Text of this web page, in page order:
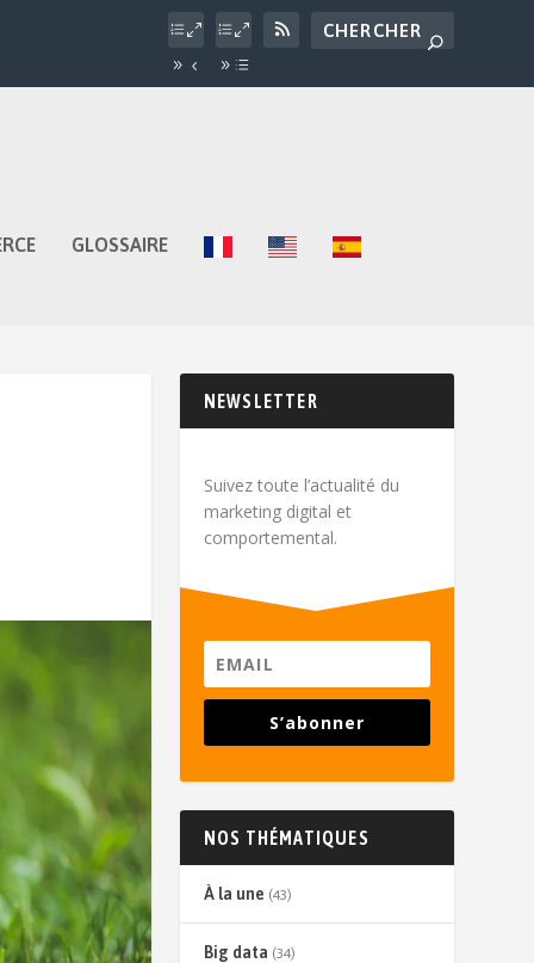
GLOSSAIRE
NEWSLETTER
Suivez toute l’actualité du
marketing digital et
comportemental.
S’abonner
NOS THÉMATIQUES
À la une (43)
Big data (34)